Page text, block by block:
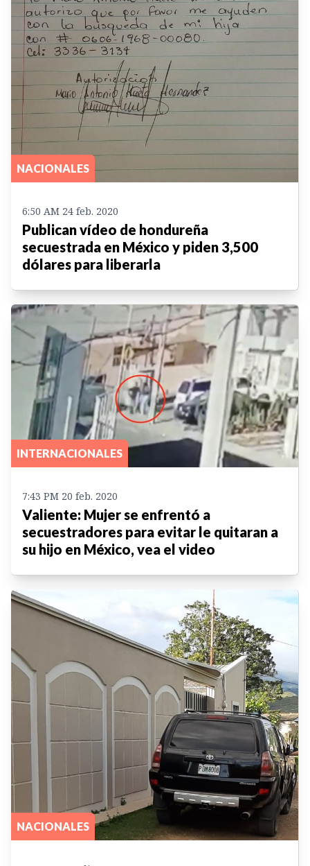
NACIONALES
6:50 AM 24 feb. 2020
Publican vídeo de hondureña
secuestrada en México y piden 3,500
dólares para liberarla
INTERNACIONALES
7:43 PM 20 feb. 2020
Valiente: Mujer se enfrentó a
secuestradores para evitar le quitaran a
su hijo en México, vea el video
NACIONALES